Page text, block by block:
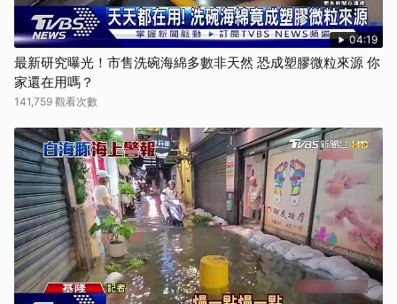
04:19
最新研究曝光！市售洗碗海綿多數非天然 恐成塑膠微粒來源 你
家還在用嗎？
141,759 觀看次數